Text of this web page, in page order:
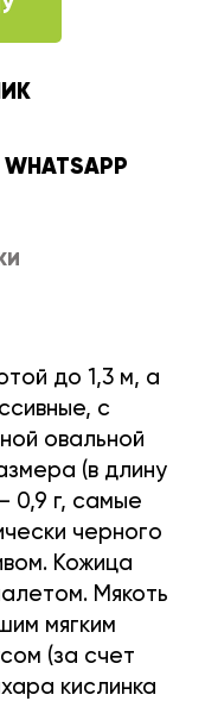
до 1,3 м, а
с
овальной
(в длину
0,9 г, самые
черного
Кожица
Мякоть
мягким
(за счет
кислинка